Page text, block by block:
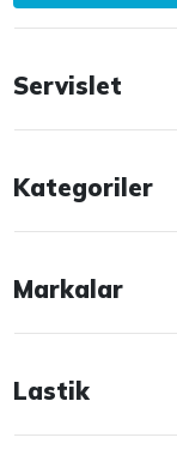
Servislet
Kategoriler
Markalar
Lastik